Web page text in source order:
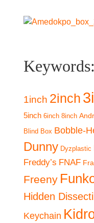
Keywords:
1inch 2inch
5inch 6inch 8inch
Blind Box Bobble-
Dunny Dyzplastic
Freddy’s FNAF
Freeny
Hidden
Keychain